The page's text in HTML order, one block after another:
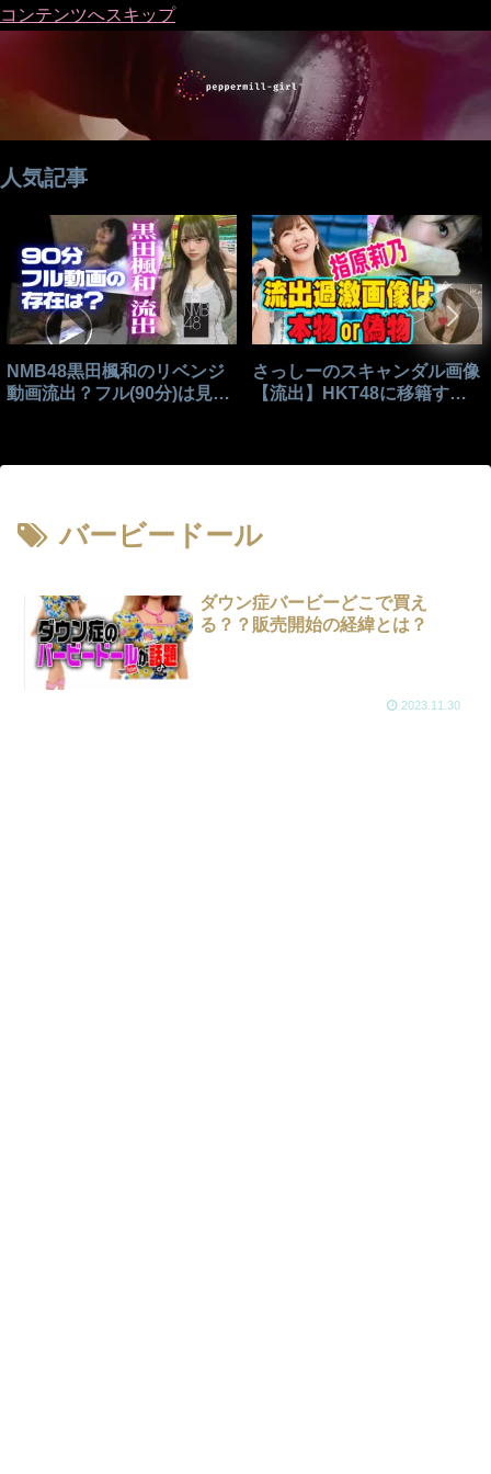
コンテンツへスキップ
人気記事
NMB48黒田楓和のリベンジ
動画流出？フル(90分)は見れ
さっしーのスキャンダル画像
【流出】HKT48に移籍する
バービードール
ダウン症バービーどこで買え
る？？販売開始の経緯とは？
2023.11.30